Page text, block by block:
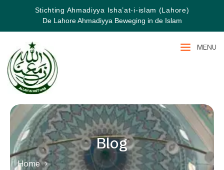
Stichting Ahmadiyya Isha’at-i-islam (Lahore)
De Lahore Ahmadiyya Beweging in de Islam
MENU
Blog
Home